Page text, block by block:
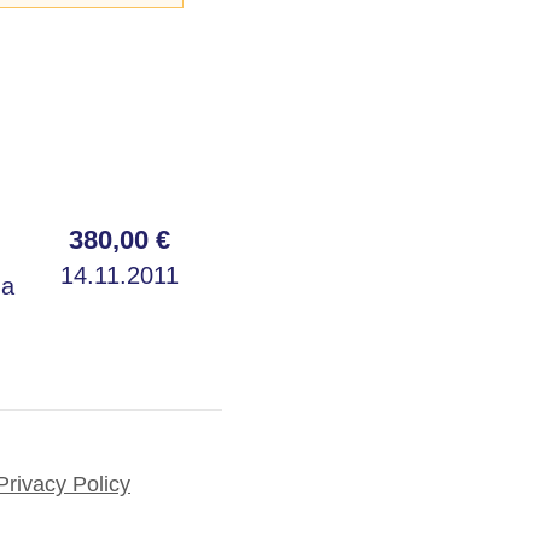
380,00 €
14.11.2011
Policy